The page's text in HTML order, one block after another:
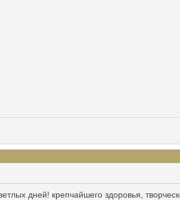
дней! крепчайшего здоровья,